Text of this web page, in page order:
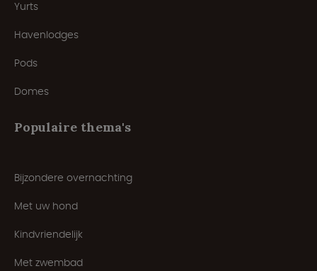
Yurts
Havenlodges
Pods
Domes
Populaire thema's
Bijzondere overnachting
Met uw hond
Kindvriendelijk
Met zwembad